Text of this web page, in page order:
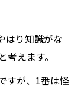
はり知識がな
えます。
すが、1番は怪